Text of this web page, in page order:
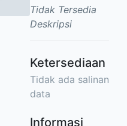
Tidak Tersedia
Deskripsi
Ketersediaan
Tidak ada salinan
data
Informasi